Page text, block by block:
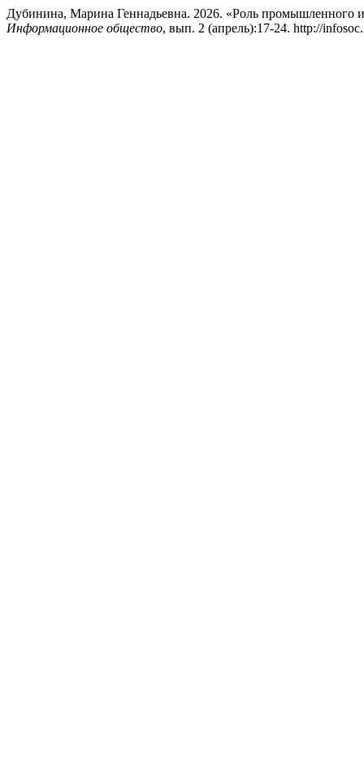
Дубинина, Марина Геннадьевна. 2026. «Роль промышленного
Информационное общество, вып. 2 (апрель):17-24. http://